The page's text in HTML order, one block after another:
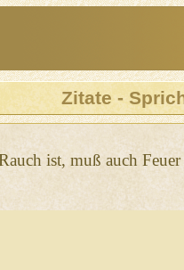
Zitate -
ist, muß auch Feuer